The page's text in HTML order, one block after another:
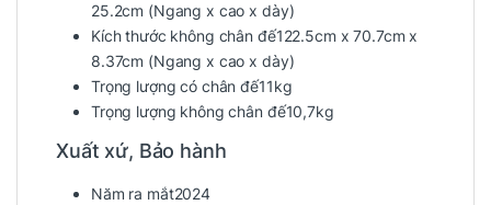
25.2cm (Ngang x cao x dày)
Kích thước không chân đế122.5cm x 70.7cm x
8.37cm (Ngang x cao x dày)
Trọng lượng có chân đế11kg
Trọng lượng không chân đế10,7kg
Xuất xứ, Bảo hành
Năm ra mắt2024